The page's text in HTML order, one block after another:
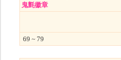
鬼氈徽章
69 ~ 79